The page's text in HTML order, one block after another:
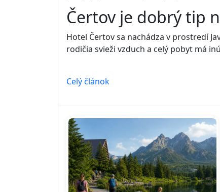
Čertov je dobrý tip
Hotel Čertov sa nachádza v prostredí
rodičia svieži vzduch a celý pobyt má
Celý článok